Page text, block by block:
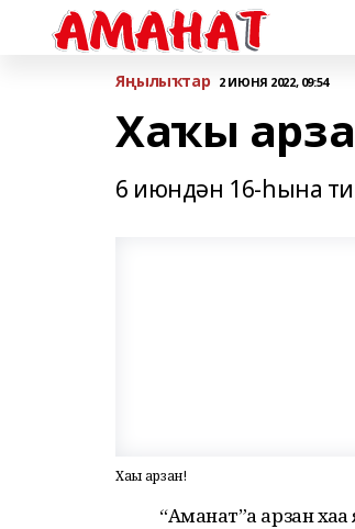
Яңылыҡтар 2 ИЮНЯ 2022, 09:54
Хаҡы
6 июндән 16-һына
Хаҡы арзан!
“Аманат”ҡа арзан